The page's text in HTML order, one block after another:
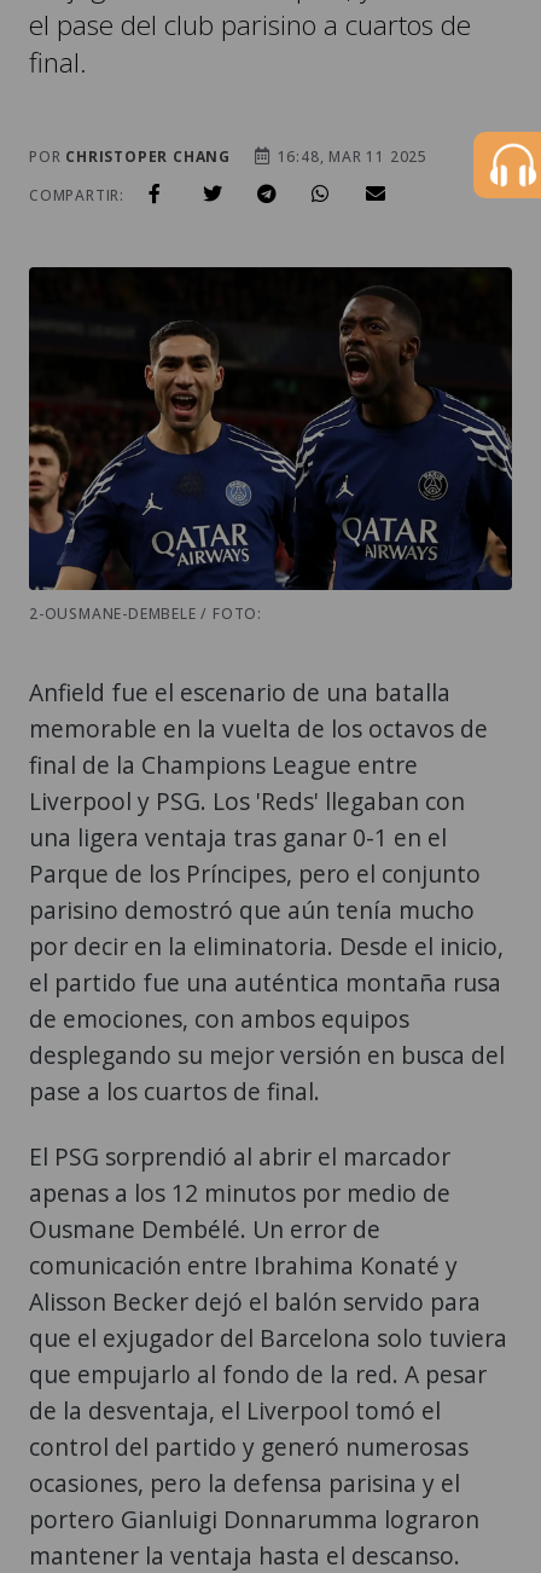
el pase del club parisino a cuartos de
final.
POR CHRISTOPER CHANG
16:48, MAR 11 2025
COMPARTIR:
2-OUSMANE-DEMBELE / FOTO:
Anfield fue el escenario de una batalla
memorable en la vuelta de los octavos de
final de la Champions League entre
Liverpool y PSG. Los 'Reds' llegaban con
una ligera ventaja tras ganar 0-1 en el
Parque de los Príncipes, pero el conjunto
parisino demostró que aún tenía mucho
por decir en la eliminatoria. Desde el inicio,
el partido fue una auténtica montaña rusa
de emociones, con ambos equipos
desplegando su mejor versión en busca del
pase a los cuartos de final.
El PSG sorprendió al abrir el marcador
apenas a los 12 minutos por medio de
Ousmane Dembélé. Un error de
comunicación entre Ibrahima Konaté y
Alisson Becker dejó el balón servido para
que el exjugador del Barcelona solo tuviera
que empujarlo al fondo de la red. A pesar
de la desventaja, el Liverpool tomó el
control del partido y generó numerosas
ocasiones, pero la defensa parisina y el
portero Gianluigi Donnarumma lograron
mantener la ventaja hasta el descanso.